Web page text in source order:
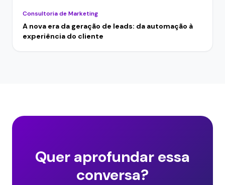
Consultoria de Marketing
A nova era da geração de leads: da automação à
experiência do cliente
Quer aprofundar essa
conversa?